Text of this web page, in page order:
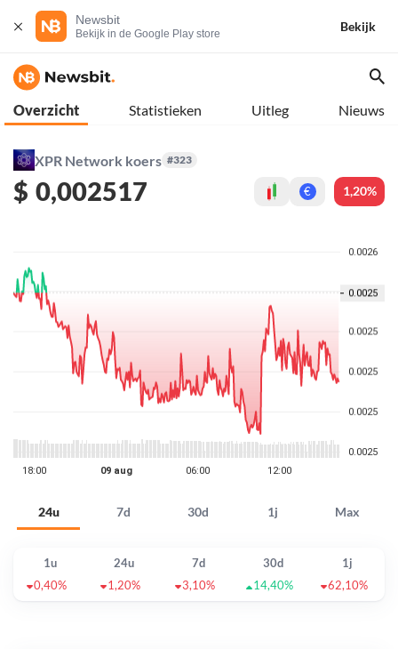
Newsbit
Bekijk in de Google Play store
Bekijk
Overzicht Statistieken Uitleg Nieuws
XPR Network koers #323
$ 0,002517 € 1,20%
24u 7d 30d 1j Max
1u 24u 7d 30d
1j
0,40%
1,20% 3,10% 14,40% 62,10%